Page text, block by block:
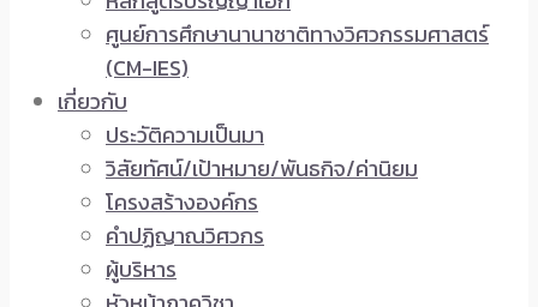
ศูนย์การศึกษานานาชาติทางวิศวกรรมศาสตร์
(CM-IES)
เกี่ยวกับ
ประวัติความเป็นมา
วิสัยทัศน์/เป้าหมาย/พันธกิจ/ค่านิยม
โครงสร้างองค์กร
คำปฏิญาณวิศวกร
ผู้บริหาร